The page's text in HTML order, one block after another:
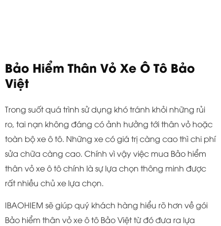
Bảo Hiểm Thân Vỏ Xe Ô Tô Bảo
Việt
Trong suốt quá trình sử dụng khó tránh khỏi những rủi
ro, tai nạn không đáng có ảnh hưởng tới thân vỏ hoặc
toàn bộ xe ô tô. Những xe có giá trị càng cao thì chi phí
sửa chữa càng cao. Chính vì vậy việc mua Bảo hiểm
thân vỏ xe ô tô chính là sự lựa chọn thông minh được
rất nhiều chủ xe lựa chọn.
IBAOHIEM sẽ giúp quý khách hàng hiểu rõ hơn về gói
Bảo hiểm thân vỏ xe ô tô Bảo Việt từ đó đưa ra lựa